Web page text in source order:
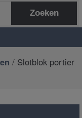
Zoeken
/ Slotblok portier